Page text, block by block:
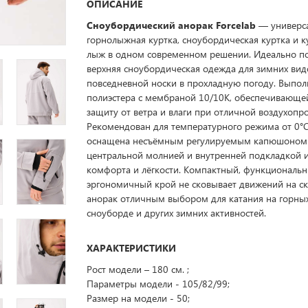
ОПИСАНИЕ
Сноубордический анорак Forcelab—
горнолыжная куртка, сноубордическая куртка и
лыж в одном современном решении. Идеально
верхняя сноубордическая одежда для зимних
повседневной носки в прохладную погоду.
полиэстера с мембраной 10/10K,
защиту от ветра и влаги при отличной
Рекомендован для температурного режима от
оснащена несъёмным регулируемым
центральной молнией и внутренней подкладкой
комфорта и лёгкости. Компактный,
эргономичный крой не сковывает движений на
анорак отличным выбором для катания на
сноуборде и других зимних активностей.
ХАРАКТЕРИСТИКИ
Рост модели – 180 см. ;
Параметры модели - 105/82/99;
Размер на модели - 50;